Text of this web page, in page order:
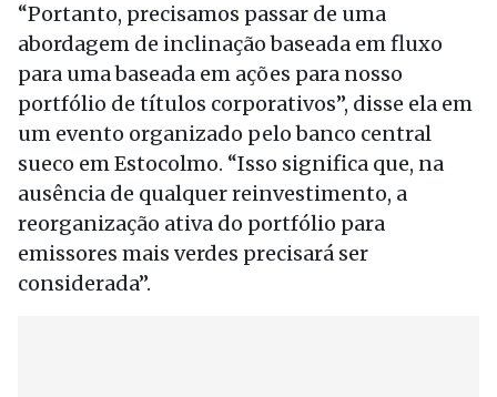
“Portanto, precisamos passar de uma
abordagem de inclinação baseada em fluxo
para uma baseada em ações para nosso
portfólio de títulos corporativos”, disse ela em
um evento organizado pelo banco central
sueco em Estocolmo. “Isso significa que, na
ausência de qualquer reinvestimento, a
reorganização ativa do portfólio para
emissores mais verdes precisará ser
considerada”.